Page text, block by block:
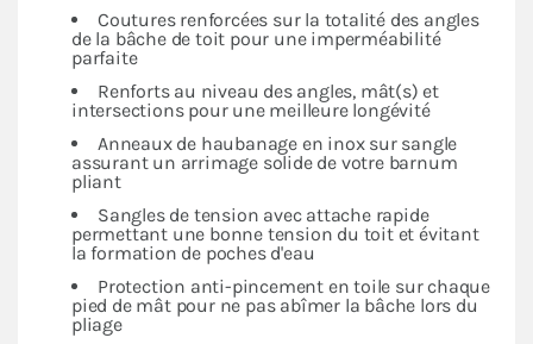
Coutures renforcées sur la totalité des angles
de la bâche de toit pour une imperméabilité
parfaite
Renforts au niveau des angles, mât(s) et
intersections pour une meilleure longévité
Anneaux de haubanage en inox sur sangle
assurant un arrimage solide de votre barnum
pliant
Sangles de tension avec attache rapide
permettant une bonne tension du toit et évitant
la formation de poches d'eau
Protection anti-pincement en toile sur chaque
pied de mât pour ne pas abîmer la bâche lors du
pliage